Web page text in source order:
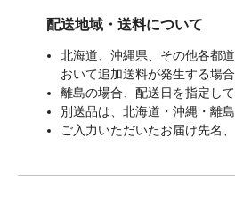
配送地域・送料について
北海道、沖縄県、その他各都
おいて追加送料が発生する場合
離島の場合、配送日を指定し
別送品は、北海道・沖縄・離
ご入力いただいたお届け先名